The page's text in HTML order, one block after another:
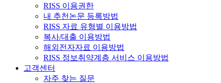
RISS 이용권한
내 추천논문 등록방법
RISS 자료 유형별 이용방법
복사/대출 이용방법
해외전자자료 이용방법
RISS 정보취약계층 서비스 이용방법
고객센터
자주 찾는 질문